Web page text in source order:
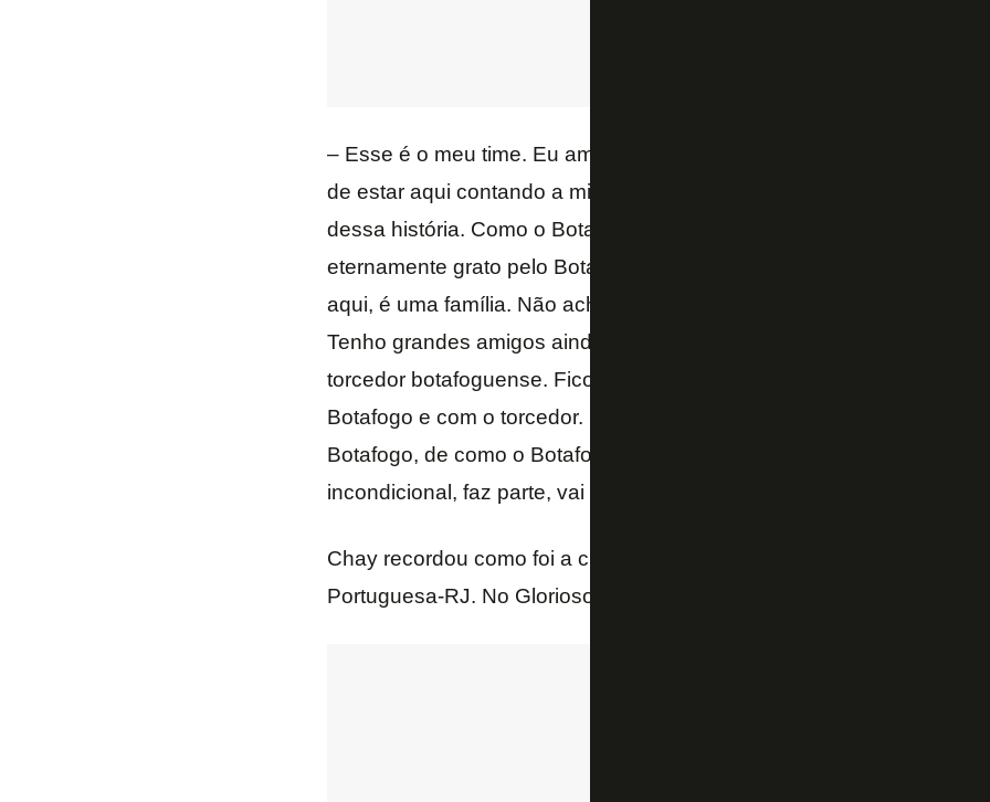
– Esse é o meu time. Eu amo o Botafogo, faz parte da minha vida.
de estar aqui contando a minha história e extremamente feliz de
dessa história. Como o Botafogo faz parte da minha história, eu vou
eternamente grato pelo Botafogo. Essa instituição, como a gente
aqui, é uma família. Não acho que fiz parte, eu faço parte dessa
Tenho grandes amigos ainda aqui. Agradecer todo o carinho que
torcedor botafoguense. Fico feliz em poder ter retribuído um pouco
Botafogo e com o torcedor. E, cara, é sempre bastante emocionante
Botafogo, de como o Botafogo faz parte. É bastante difícil, porque é
incondicional, faz parte, vai fazer parte para mim para sempre –
Chay recordou como foi a chegada ao Botafogo. Na época, o meia
Portuguesa-RJ. No Glorioso, foi peça fundamental no título da Série